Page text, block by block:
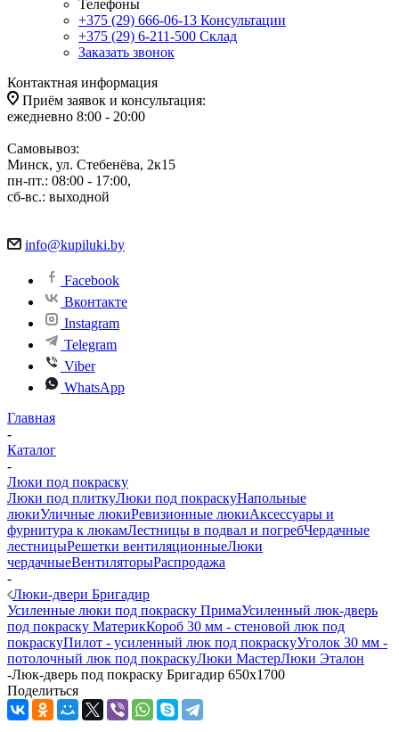
Телефоны
+375 (29) 666-06-13 Консультации
+375 (29) 6-211-500 Склад
Заказать звонок
Контактная информация
Приём заявок и консультация:
ежедневно 8:00 - 20:00
Самовывоз:
Минск, ул. Стебенёва, 2к15
пн-пт.: 08:00 - 17:00,
сб-вс.: выходной
info@kupiluki.by
Facebook
Вконтакте
Instagram
Telegram
Viber
WhatsApp
Главная
-
Каталог
-
Люки под покраску
Люки под плиткуЛюки под покраскуНапольные
люкиУличные люкиРевизионные люкиАксессуары и
фурнитура к люкамЛестницы в подвал и погребЧердачные
лестницыРешетки вентиляционныеЛюки
чердачныеВентиляторыРаспродажа
-
Люки-двери Бригадир
Усиленные люки под покраску ПримаУсиленный люк-дверь
под покраску МатерикКороб 30 мм - стеновой люк под
покраскуПилот - усиленный люк под покраскуУголок 30 мм -
потолочный люк под покраскуЛюки МастерЛюки Эталон
-Люк-дверь под покраску Бригадир 650х1700
Поделиться